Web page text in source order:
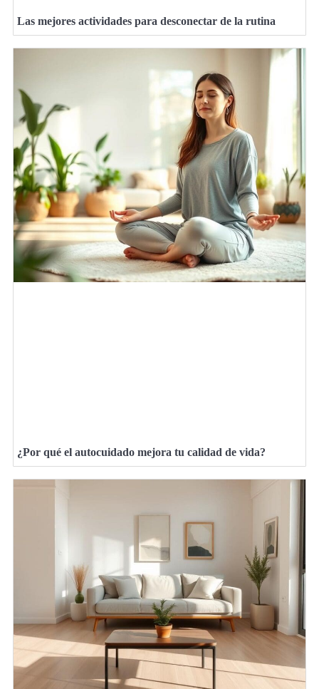
Las mejores actividades para desconectar de la rutina
¿Por qué el autocuidado mejora tu calidad de vida?